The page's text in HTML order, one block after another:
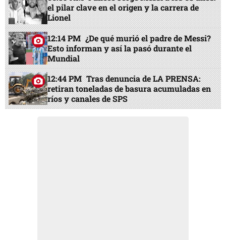
el pilar clave en el origen y la carrera de
Lionel
12:14 PM ¿De qué murió el padre de Messi?
Esto informan y así la pasó durante el
Mundial
12:44 PM Tras denuncia de LA PRENSA:
retiran toneladas de basura acumuladas en
ríos y canales de SPS